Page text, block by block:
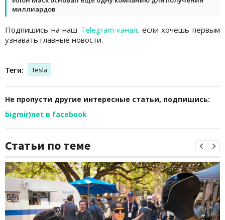
миллиардов
Подпишись на наш Telegram-канал, если хочешь первым
узнавать главные новости.
Теги: Tesla
Не пропусти другие интересные статьи, подпишись:
bigmir)net в facebook
Статьи по теме